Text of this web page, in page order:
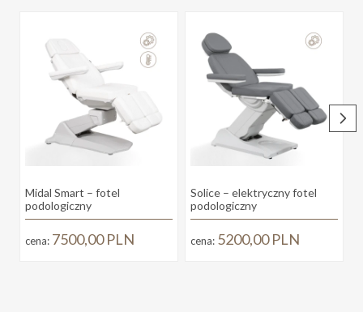
Midal Smart – fotel
podologiczny
cena: 7500,00PLN
Solice – elektryczny fotel
podologiczny
cena: 5200,00PLN